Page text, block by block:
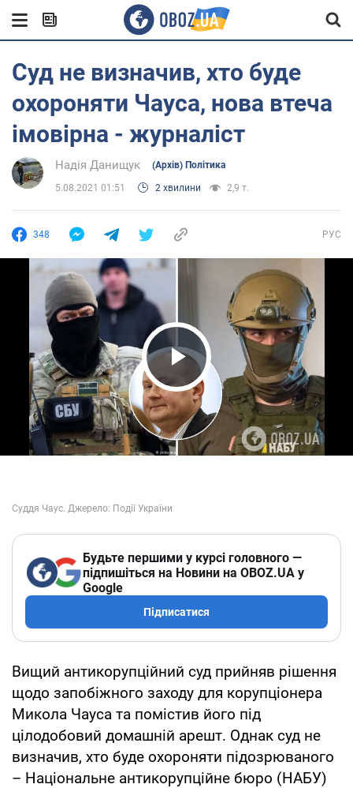
Суд не визначив, хто буде
охороняти Чауса, нова втеча
імовірна - журналіст
Надія Данищук (Архів) Політика
5.08.2021 01:51 2 хвилини 2,9 т.
348 РУС
Play Video
Будьте першими у курсі головного —
підпишіться на Новини на OBOZ.UA у
Google
Підписатися
Вищий антикорупційний суд прийняв рішення
щодо запобіжного заходу для корупціонера
Микола Чауса та помістив його під
цілодобовий домашній арешт. Однак суд не
визначив, хто буде охороняти підозрюваного
– Національне антикорупційне бюро (НАБУ)